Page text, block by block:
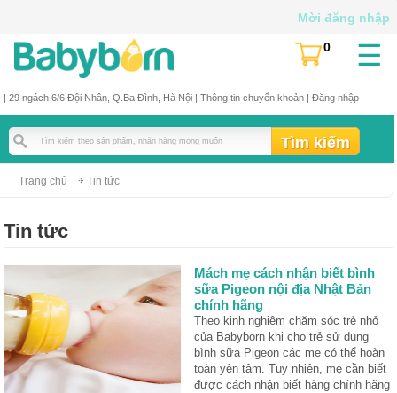
| 29 ngách 6/6 Đội Nhân, Q.Ba Đình, Hà Nội | Thông tin chuyển khoản| Đăng nhập
☰
(
0
Mời đăng nhập
Trang chủ Tin tức
Tin tức
Mách mẹ cách nhận biết bình
sữa Pigeon nội địa Nhật Bản
chính hãng
Theo kinh nghiệm chăm sóc trẻ nhỏ
của Babyborn khi cho trẻ sử dụng
bình sữa Pigeon các mẹ có thể hoàn
toàn yên tâm. Tuy nhiên, mẹ cần biết
được cách nhận biết hàng chính hãng